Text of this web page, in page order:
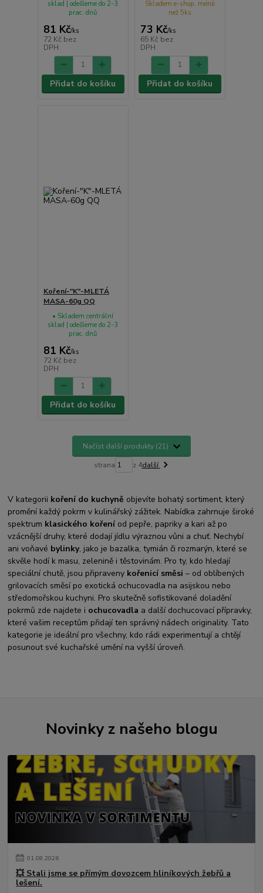
81 Kč/ks
72 Kč bez
DPH
sklad | odešleme do 2-3
prac. dnů
Přidat do košíku
73 Kč/ks
65 Kč bez
DPH
Skladem e-shop, méně
než 5ks
Přidat do košíku
Koření-"K"-MLETÁ
MASA-60g QQ
81 Kč/ks
72 Kč bez
DPH
• Skladem centrální
sklad | odešleme do 2-3
prac. dnů
Přidat do košíku
Načíst další produkty (21)
strana z 4další
V kategorii koření do kuchyně objevíte bohatý sortiment, který
promění každý pokrm v kulinářský zážitek. Nabídka zahrnuje široké
spektrum klasického koření od pepře, papriky a kari až po
vzácnější druhy, které dodají jídlu výraznou vůni a chuť. Nechybí
ani voňavé bylinky, jako je bazalka, tymián či rozmarýn, které se
skvěle hodí k masu, zelenině i těstovinám. Pro ty, kdo hledají
speciální chutě, jsou připraveny kořenicí směsi – od oblíbených
grilovacích směsí po exotická ochucovadla na asijskou nebo
středomořskou kuchyni. Pro skutečně sofistikované doladění
pokrmů zde najdete i ochucovadla a další dochucovací přípravky,
které vašim receptům přidají ten správný nádech originality. Tato
kategorie je ideální pro všechny, kdo rádi experimentují a chtějí
posunout své kuchařské umění na vyšší úroveň.
Novinky z našeho blogu
01.08.2026
💥 Stali jsme se přímým dovozcem hliníkových žebřů a
lešení.